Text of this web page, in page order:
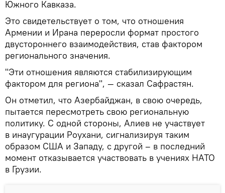
Южного Кавказа.
Это свидетельствует о том, что отношения
Армении и Ирана переросли формат простого
двустороннего взаимодействия, став фактором
регионального значения.
"Эти отношения являются стабилизирующим
фактором для региона", — сказал Сафрастян.
Он отметил, что Азербайджан, в свою очередь,
пытается пересмотреть свою региональную
политику. С одной стороны, Алиев не участвует
в инаугурации Роухани, сигнализируя таким
образом США и Западу, с другой – в последний
момент отказывается участвовать в учениях НАТО
в Грузии.